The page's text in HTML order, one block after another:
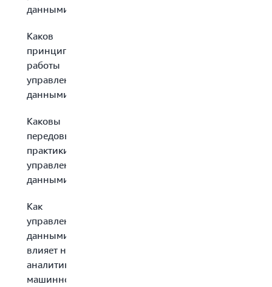
данными?
Каков
принцип
работы
управления
данными?
Каковы
передовые
практики
управления
данными?
Как
управление
данными
влияет на
аналитику,
машинное